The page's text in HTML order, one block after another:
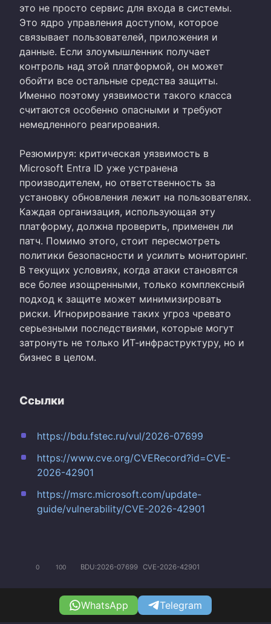
это не просто сервис для входа в системы.
Это ядро управления доступом, которое
связывает пользователей, приложения и
данные. Если злоумышленник получает
контроль над этой платформой, он может
обойти все остальные средства защиты.
Именно поэтому уязвимости такого класса
считаются особенно опасными и требуют
немедленного реагирования.
Резюмируя: критическая уязвимость в
Microsoft Entra ID уже устранена
производителем, но ответственность за
установку обновления лежит на пользователях.
Каждая организация, использующая эту
платформу, должна проверить, применен ли
патч. Помимо этого, стоит пересмотреть
политики безопасности и усилить мониторинг.
В текущих условиях, когда атаки становятся
все более изощренными, только комплексный
подход к защите может минимизировать
риски. Игнорирование таких угроз чревато
серьезными последствиями, которые могут
затронуть не только ИТ-инфраструктуру, но и
бизнес в целом.
Ссылки
https://bdu.fstec.ru/vul/2026-07699
https://www.cve.org/CVERecord?id=CVE-
2026-42901
https://msrc.microsoft.com/update-
guide/vulnerability/CVE-2026-42901
0 100 BDU:2026-07699 CVE-2026-42901
WhatsApp Telegram